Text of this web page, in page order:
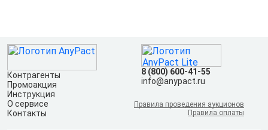
Контрагенты
Промоакция
Инструкция
О сервисе
Контакты
8 (800) 600-41-55
info@anypact.ru
Правила проведения аукционов
Правила оплаты